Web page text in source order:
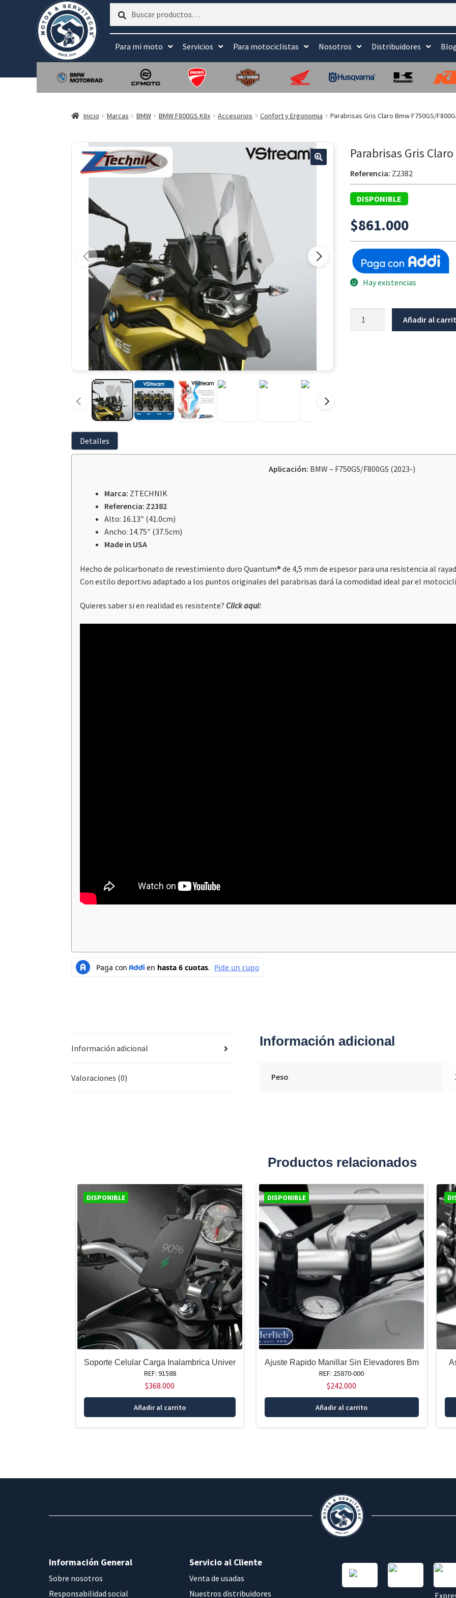
Buscar
Buscar
Para mi moto Servicios Para motociclistas Nosotros Distribuidores
Inicio Marcas BMW BMW F800GS K8x Accesorios Confort y Ergonomia Parabrisas Gris Claro Bmw F750GS/
Parabrisas Gris
Referencia: Z2382
DISPONIBLE
$861.000
Hay existencias
Añadir al
Detalles
Aplicación: BMW – F750GS/F800GS (2023-)
Marca: ZTECHNIK
Referencia: Z2382
Alto: 16.13″ (41.0cm)
Ancho: 14.75″ (37.5cm)
Made in USA
Hecho de policarbonato de revestimiento duro Quantum® de 4,5 mm de espesor para una resistencia al
Con estilo deportivo adaptado a los puntos originales del parabrisas dará la comodidad ideal par el
Quieres saber si en realidad es resistente? Click aqui:
Información adicional
Valoraciones (0)
Información adicional
Peso
Productos relacionados
DISPONIBLE
Soporte Celular Carga Inalambrica Univer
REF: 91588
$368.000
Añadir al carrito
DISPONIBLE
Ajuste Rapido Manillar Sin Elevadores Bm
REF: 25870-000
$242.000
Añadir al carrito
Información General
Sobre nosotros
Responsabilidad social
Servicio al Cliente
Venta de usadas
Nuestros distribuidores